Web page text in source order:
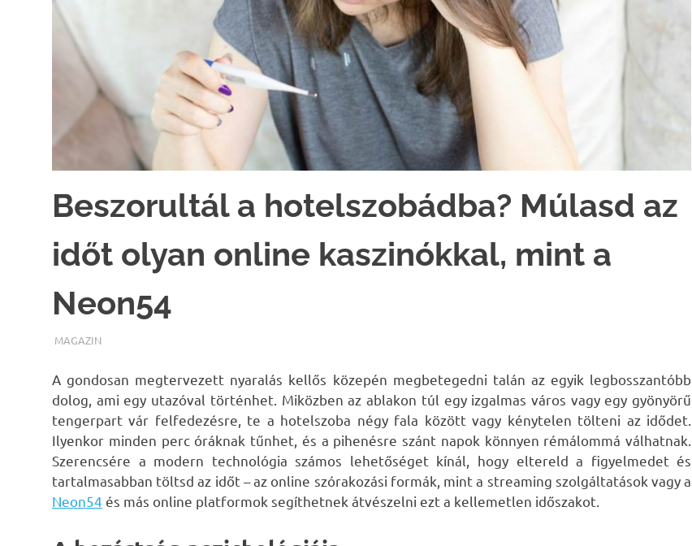
Beszorultál a hotelszobádba? Múlasd az
időt olyan online kaszinókkal, mint a
Neon54
TERMALFURDOK.COM
MAGAZIN
A gondosan megtervezett nyaralás kellős közepén megbetegedni talán az egyik legbosszantóbb
dolog , ami egy utazóval történhet. Miközben az ablakon túl egy izgalmas város vagy egy gyönyörű
tengerpart vár felfedezésre, te a hotelszoba négy fala között vagy kénytelen tölteni az idődet.
Ilyenkor minden perc óráknak tűnhet, és a pihenésre szánt napok könnyen rémálommá válhatnak.
Szerencsére a modern technológia számos lehetőséget kínál, hogy eltereld a figyelmedet és
tartalmasabban töltsd az időt – az online szórakozási formák, mint a streaming szolgáltatások vagy a
Neon54 és más online platformok segíthetnek átvészelni ezt a kellemetlen időszakot.